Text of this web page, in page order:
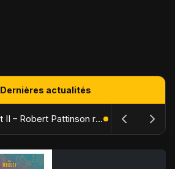
Dernières actualités
The Batman : Part II – Robert Pattinson replonge dans les ténèbres de Gotham dès octobre 2027